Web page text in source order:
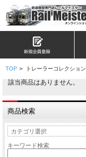
TOP > トレーラーコレクション
該当商品はありません。
商品検索
キーワード検索